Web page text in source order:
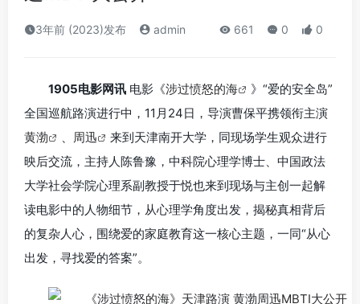
3年前 (2023)发布 admin 661 0 0
1905电影网讯 电影《涉过愤怒的海
》“爱的安全岛”
全国巡航路演进行中，11月24日，导演曹保平携领衔主演
黄渤
、 周迅
来到天津南开大学，同现场学生观众进行
映后交流，主持人陈鲁豫，中科院心理学博士、中国政法
大学社会学院心理系副教授于悦也来到现场与主创一起解
读电影中的人物细节，从心理学角度出发，揭秘真相背后
的复杂人心，围绕爱的家庭教育这一核心主题，一同“从心
出发，寻找爱的答案”。